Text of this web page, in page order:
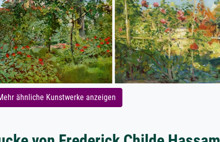
ähnliche Kunstwerke anzeigen